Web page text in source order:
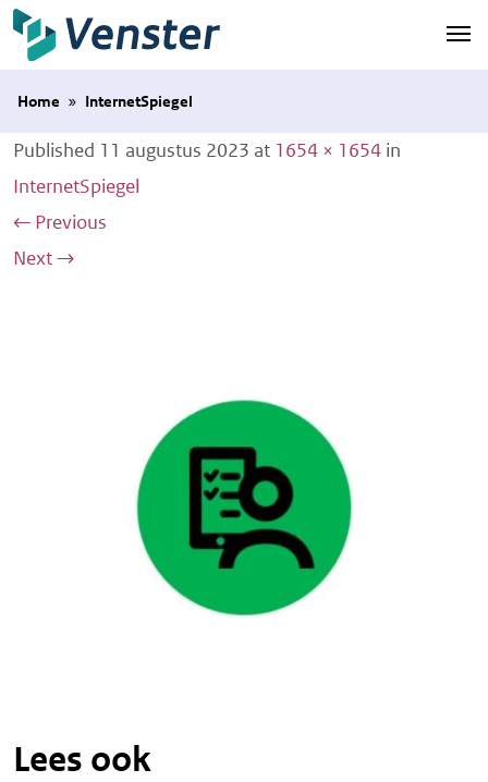
Naar hoofdinhoud
Home » InternetSpiegel
Published 11 augustus 2023 at 1654 × 1654 in
InternetSpiegel
← Previous
Next→
Lees ook